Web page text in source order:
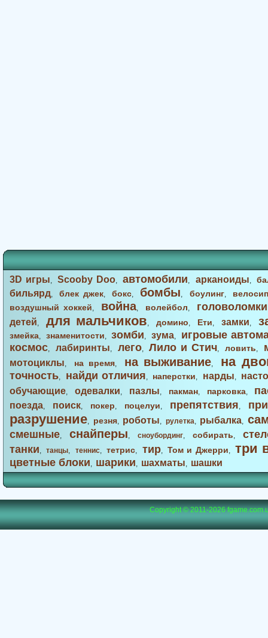
3D игры,Scooby Doo,автомобили, арканоиды,
бильярд,блек джек,бокс, бомбы, боулинг,
воздушный хоккей, война, волейбол, головоломки
детей, для мальчиков, домино, Ети, замки,
змейка, знаменитости,зомби, зума,
игровые
космос, лабиринты, лего,Лило и Стич,ловить,
мотоциклы, на время, на выживание, на
точность, найди отличия, наперстки, нарды,
обучающие, одевалки, пазлы, пакман, парковка,
поезда, поиск, покер, поцелуи, препятствия,
разрушение, резня, роботы, рулетка, рыбалка,
смешные, снайперы, сноубординг, собирать,
танки,танцы, теннис,тетрис, тир,Том и Джерри, три
цветные блоки, шарики, шахматы, шашки
Copyright © 2011-2026